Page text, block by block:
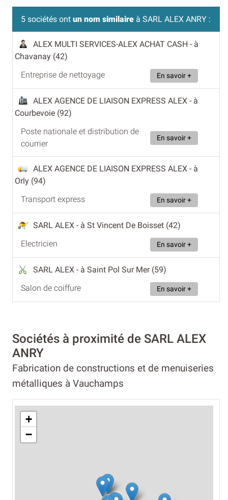
5 sociétés ont un nom similaire à SARL ALEX ANRY :
ALEX MULTI SERVICES-ALEX ACHAT CASH - à
Chavanay (42)
Entreprise de nettoyage
En savoir +
ALEX AGENCE DE LIAISON EXPRESS ALEX - à
Courbevoie (92)
Poste nationale et distribution de
courrier
En savoir +
ALEX AGENCE DE LIAISON EXPRESS ALEX - à
Orly (94)
Transport express
En savoir +
SARL ALEX - à St Vincent De Boisset (42)
Electricien
En savoir +
SARL ALEX - à Saint Pol Sur Mer (59)
Salon de coiffure
En savoir +
Sociétés à proximité de SARL ALEX
ANRY
Fabrication de constructions et de menuiseries
métalliques à Vauchamps
+
−